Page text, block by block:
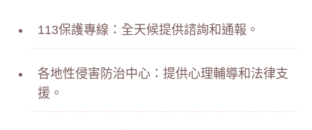
113保護專線：全天候提供諮詢和通報。
各地性侵害防治中心：提供心理輔導和法律支
援。